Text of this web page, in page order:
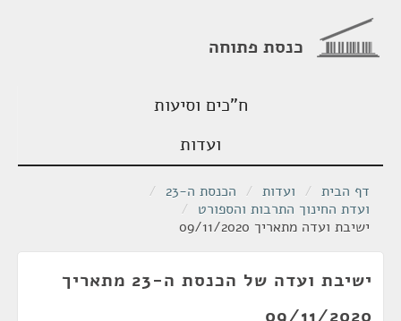
כנסת פתוחה
ח"כים וסיעות
ועדות
דף הבית / ועדות / הכנסת ה-23
/
ועדת החינוך התרבות והספורט /
ישיבת ועדה מתאריך 09/11/2020
ישיבת ועדה של הכנסת ה-23 מתאריך
09/11/2020